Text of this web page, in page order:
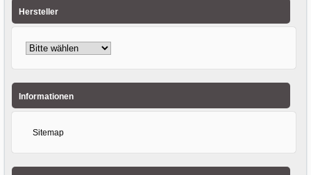
Hersteller
Informationen
Sitemap